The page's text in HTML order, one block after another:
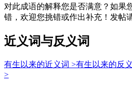
对此成语的解释您是否满意？如果
错，欢迎您挑错或作出补充！发帖
近义词与反义词
有生以来的近义词 >有生以来的反
>